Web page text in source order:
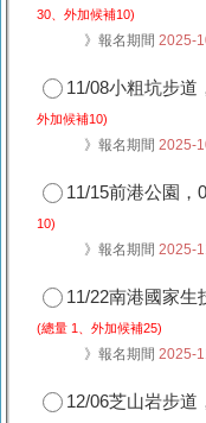
30、外加候補10)
》報名期間 2025-
11/08小粗坑步道
外加候補10)
》報名期間 2025-
11/15前港公園，
10)
》報名期間 2025-
11/22南港國家生
(總量 1、外加候補25)
》報名期間 2025-
12/06芝山岩步道